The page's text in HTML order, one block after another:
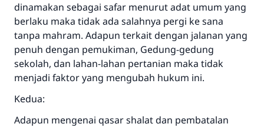
dinamakan sebagai safar menurut adat umum yang
berlaku maka tidak ada salahnya pergi ke sana
tanpa mahram. Adapun terkait dengan jalanan yang
penuh dengan pemukiman, Gedung-gedung
sekolah, dan lahan-lahan pertanian maka tidak
menjadi faktor yang mengubah hukum ini.
Kedua:
Adapun mengenai qasar shalat dan pembatalan